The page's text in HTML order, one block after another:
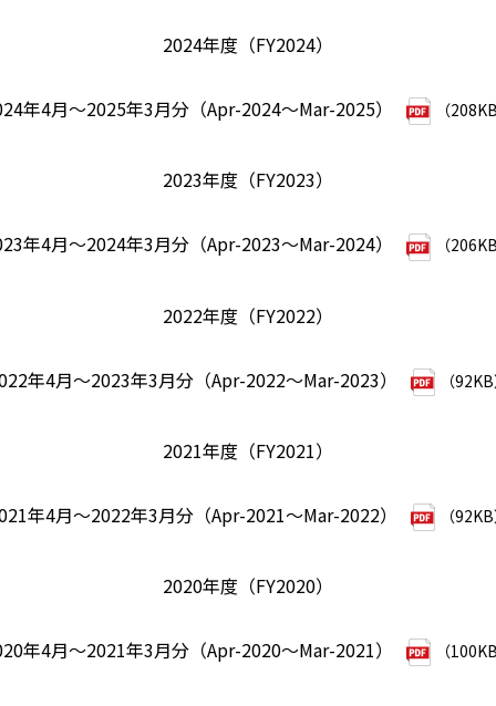
2024年度（FY2024）
年4月～2025年3月分（Apr-2024～Mar-2025） （
2023年度（FY2023）
年4月～2024年3月分（Apr-2023～Mar-2024） （
2022年度（FY2022）
年4月～2023年3月分（Apr-2022～Mar-2023） （
2021年度（FY2021）
年4月～2022年3月分（Apr-2021～Mar-2022） （
2020年度（FY2020）
年4月～2021年3月分（Apr-2020～Mar-2021） （